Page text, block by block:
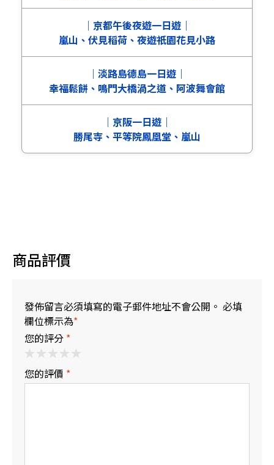
｜京都午後夜遊一日遊｜
嵐山、伏見稻荷、夜遊祇園花見小路
｜淡路島德島一日遊｜
幸福鬆餅、鳴門大橋渦之道、阿波舞會館
｜京阪一日遊｜
勝尾寺、平等院鳳凰堂、嵐山
商品評價
發佈留言必須填寫的電子郵件地址不會公開。 必填
欄位標示為*
您的評分 *
您的評價 *